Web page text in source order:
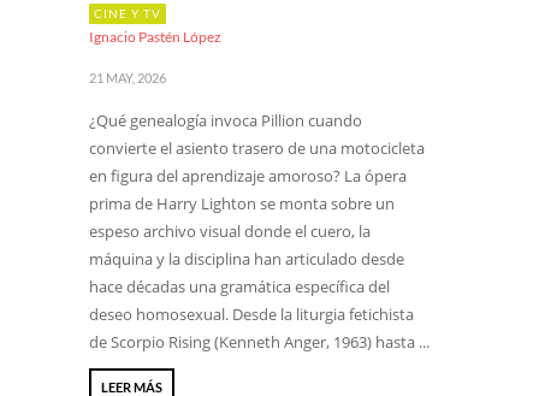
CINE Y TV
Ignacio Pastén López
21 MAY, 2026
¿Qué genealogía invoca Pillion cuando
convierte el asiento trasero de una motocicleta
en figura del aprendizaje amoroso? La ópera
prima de Harry Lighton se monta sobre un
espeso archivo visual donde el cuero, la
máquina y la disciplina han articulado desde
hace décadas una gramática específica del
deseo homosexual. Desde la liturgia fetichista
de Scorpio Rising (Kenneth Anger, 1963) hasta ...
LEER MÁS